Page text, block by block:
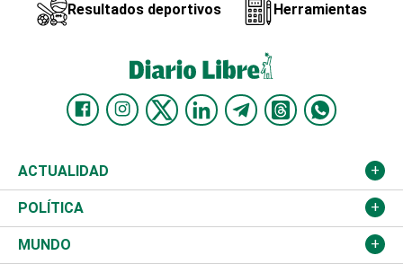
Resultados deportivos Herramientas
ACTUALIDAD
Nacional
Ciudad
POLÍTICA
Partidos
MUNDO